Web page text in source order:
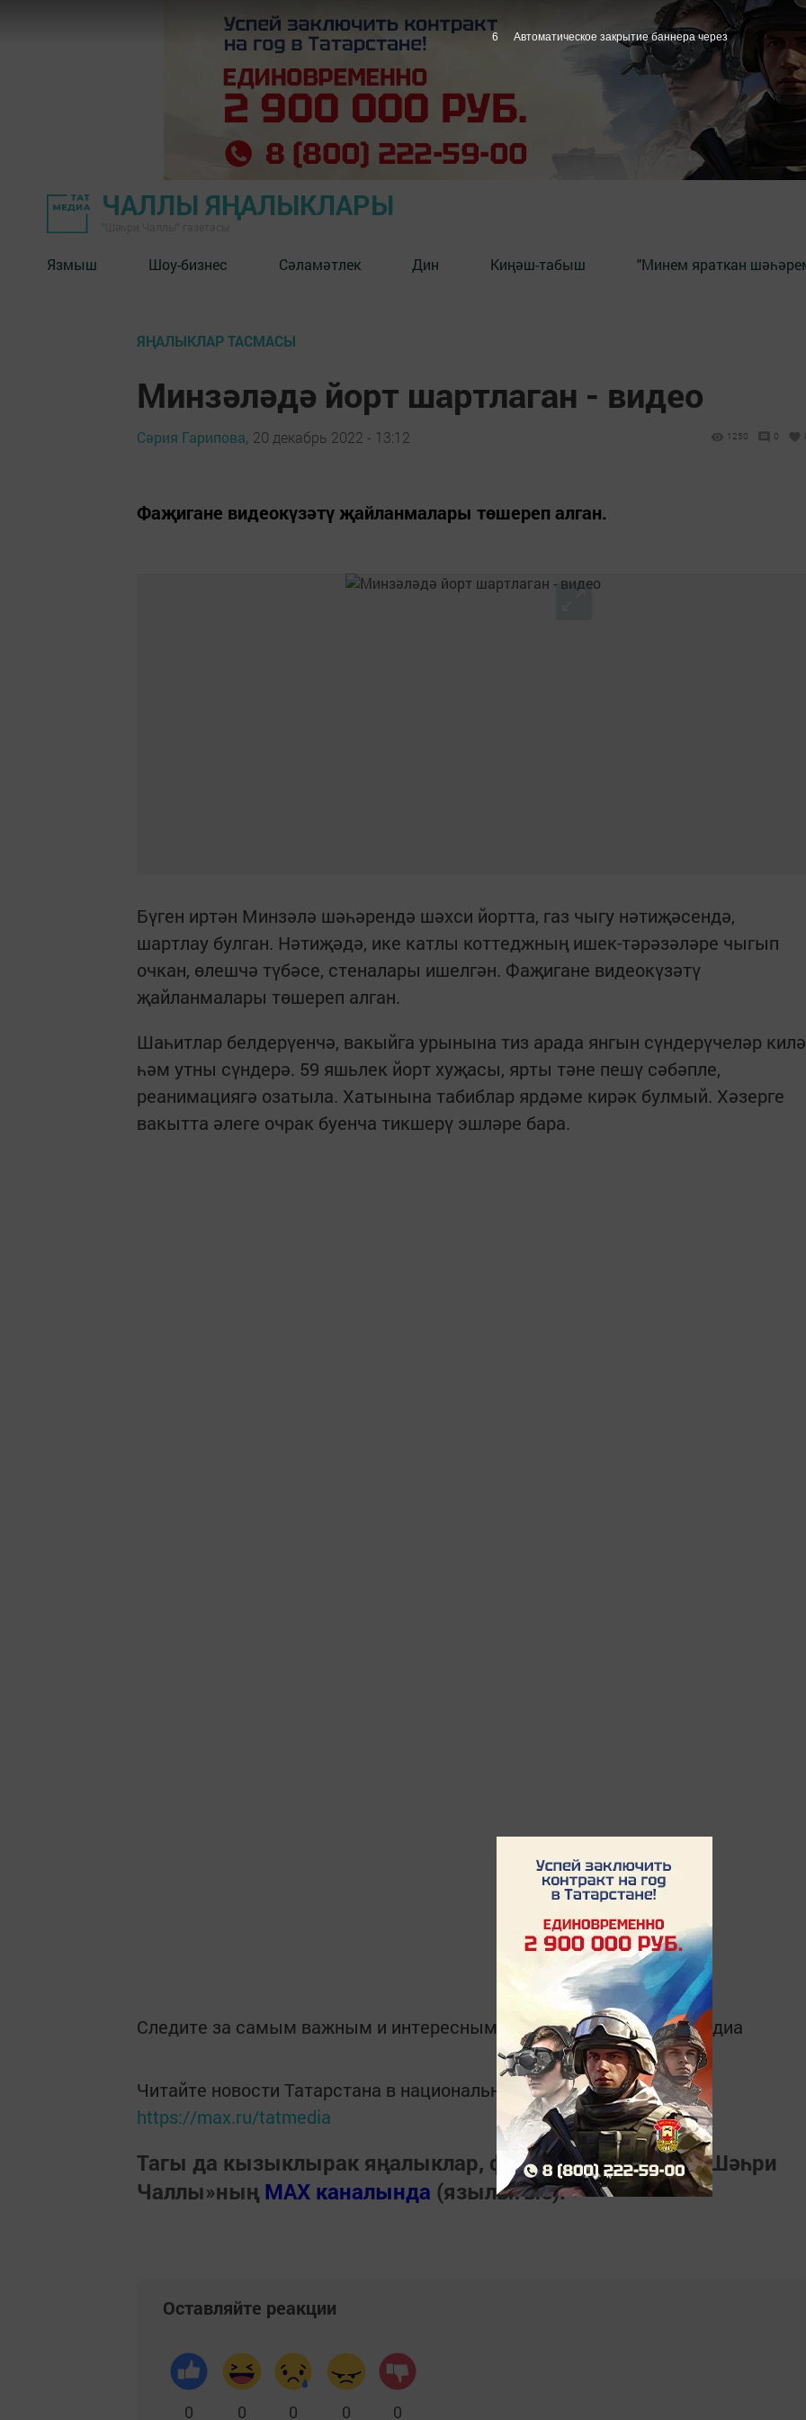
ЧАЛЛЫ ЯҢАЛЫКЛАРЫ
Язмыш Шоу-бизнес Сәламәтлек Дин Киңәш-табыш "Минем яраткан
ЯҢАЛЫКЛАР ТАСМАСЫ
Минзәләдә йорт шартлаган - видео
Сәрия Гарипова, 20 декабрь 2022 - 13:12 1250 0
Фаҗигане видеокүзәтү җайланмалары төшереп алган.
Бүген иртән Минзәлә шәһәрендә шәхси йортта, газ чыгу нәтиҗәсендә,
шартлау булган. Нәтиҗәдә, ике катлы коттеджның ишек-тәрәзәләре чыгып
очкан, өлешчә түбәсе, стеналары ишелгән. Фаҗигане видеокүзәтү
җайланмалары төшереп алган.
Шаһитлар белдерүенчә, вакыйга урынына тиз арада янгын сүндерүчеләр килә
һәм утны сүндерә. 59 яшьлек йорт хуҗасы, ярты тәне пешү сәбәпле,
реанимациягә озатыла. Хатынына табиблар ярдәме кирәк булмый. Хәзерге
вакытта әлеге очрак буенча тикшерү эшләре бара.
Следите за самым важным и интересным в Telegram-каналеТатмедиа
Читайте новости Татарстана в национальном мессенджере MАХ:
https://max.ru/tatmedia
Тагы да кызыклырак яңалыклар, фото һәм видеолар «Шәһри
Чаллы»ның MAX каналында (язылыгыз).
Оставляйте реакции
0 0 0 0 0
5 Автоматическое закрытие баннера через